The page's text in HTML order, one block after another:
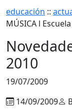
educación ::
MÚSICA l
2010
19/07/2009
14/09/2009